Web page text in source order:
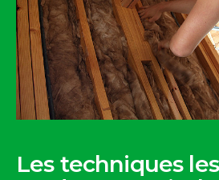
Les techniques